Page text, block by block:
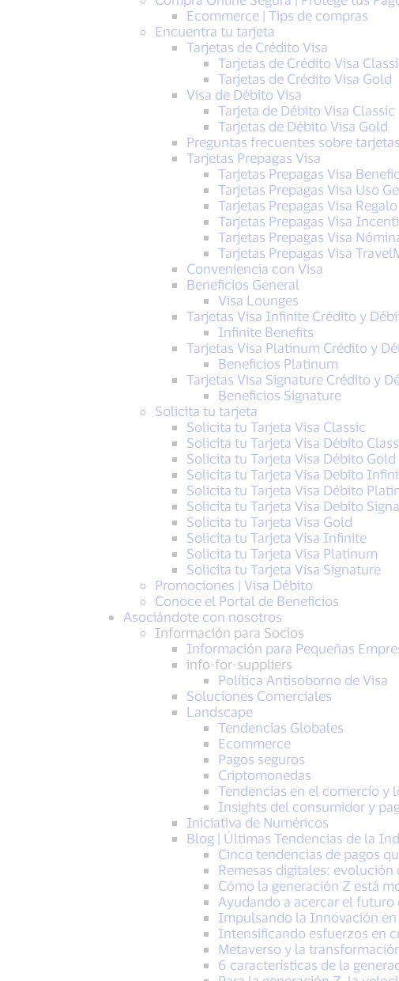
Ecommerce | Tips de compras
Encuentra tu tarjeta
Tarjetas de Crédito Visa
Tarjetas de Crédito Visa
Tarjetas de Crédito Visa Gold
Visa de Débito Visa
Tarjeta de Débito Visa Classic
Tarjetas de Débito Visa Gold
Preguntas frecuentes sobre
Tarjetas Prepagas Visa
Tarjetas Prepagas Visa
Tarjetas Prepagas Visa Uso
Tarjetas Prepagas Visa Regalo
Tarjetas Prepagas Visa
Tarjetas Prepagas Visa
Tarjetas Prepagas Visa
Conveniencia con Visa
Beneficios General
Visa Lounges
Tarjetas Visa Infinite Crédito y
Infinite Benefits
Tarjetas Visa Platinum Crédito y
Beneficios Platinum
Tarjetas Visa Signature Crédito y
Beneficios Signature
Solicita tu tarjeta
Solicita tu Tarjeta Visa Classic
Solicita tu Tarjeta Visa Débito
Solicita tu Tarjeta Visa Débito Gold
Solicita tu Tarjeta Visa Debito
Solicita tu Tarjeta Visa Débito
Solicita tu Tarjeta Visa Debito
Solicita tu Tarjeta Visa Gold
Solicita tu Tarjeta Visa Infinite
Solicita tu Tarjeta Visa Platinum
Solicita tu Tarjeta Visa Signature
Promociones | Visa Débito
Conoce el Portal de Beneficios
Asociándote con nosotros
Información para Socios
Información para Pequeñas
info-for-suppliers
Política Antisoborno de Visa
Soluciones Comerciales
Landscape
Tendencias Globales
Ecommerce
Pagos seguros
Criptomonedas
Tendencias en el comercio y
Insights del consumidor y
Iniciativa de Numéricos
Blog | Últimas Tendencias de la
Cinco tendencias de pagos
Remesas digitales: evolución
Cómo la generación Z está
Ayudando a acercar el
Impulsando la Innovación en
Intensificando esfuerzos en
Metaverso y la
6 características de la